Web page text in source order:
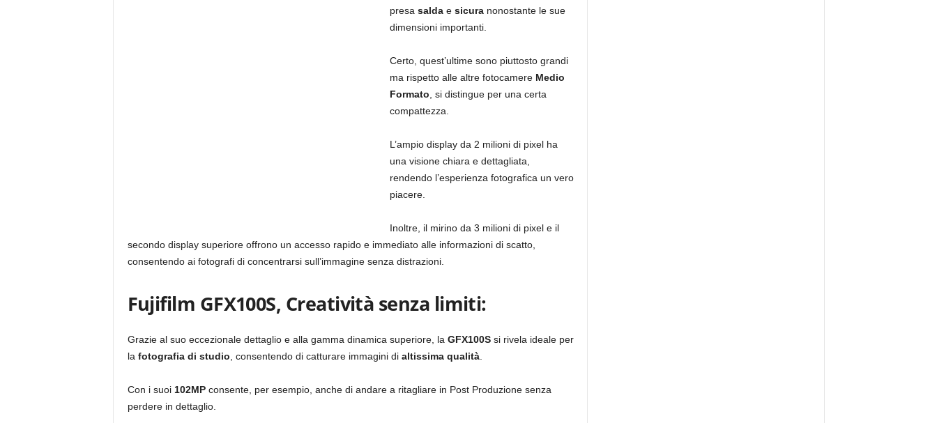
presa salda e sicura nonostante le sue
dimensioni importanti.
Certo, quest’ultime sono piuttosto grandi
ma rispetto alle altre fotocamere Medio
Formato , si distingue per una certa
compattezza.
L’ampio display da 2 milioni di pixel ha
una visione chiara e dettagliata,
rendendo l’esperienza fotografica un vero
piacere.
Inoltre, il mirino da 3 milioni di pixel e il
secondo display superiore offrono un accesso rapido e immediato alle informazioni di scatto,
consentendo ai fotografi di concentrarsi sull’immagine senza distrazioni.
Fujifilm GFX100S, Creatività senza limiti:
Grazie al suo eccezionale dettaglio e alla gamma dinamica superiore, la GFX100S si rivela ideale per
la fotografia di studio , consentendo di catturare immagini di altissima qualità.
Con i suoi 102MP consente, per esempio, anche di andare a ritagliare in Post Produzione senza
perdere in dettaglio.